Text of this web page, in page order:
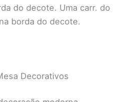
do decote. Uma carr. do
borda do decote.
Decorativos